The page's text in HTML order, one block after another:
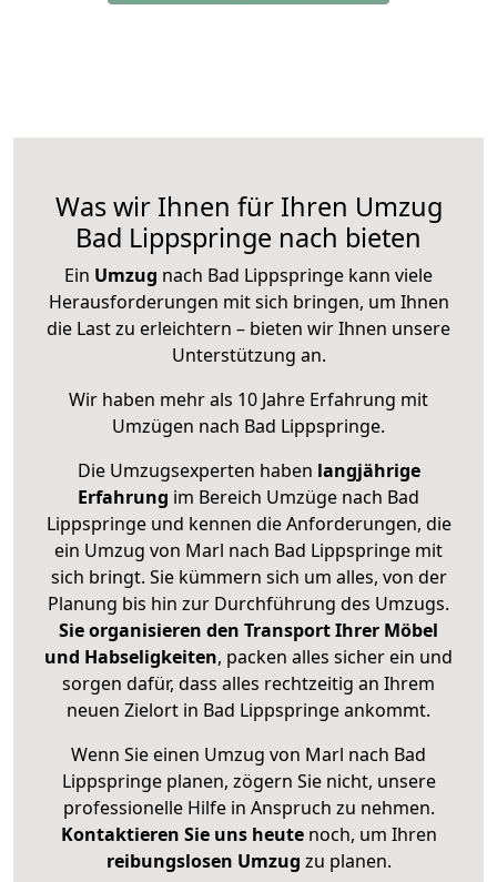
Was wir Ihnen für Ihren Umzug
Bad Lippspringe nach bieten
Ein Umzug nach Bad Lippspringe kann viele
Herausforderungen mit sich bringen, um Ihnen
die Last zu erleichtern – bieten wir Ihnen unsere
Unterstützung an.
Wir haben mehr als 10 Jahre Erfahrung mit
Umzügen nach Bad Lippspringe.
Die Umzugsexperten haben langjährige
Erfahrung im Bereich Umzüge nach Bad
Lippspringe und kennen die Anforderungen, die
ein Umzug von Marl nach Bad Lippspringe mit
sich bringt. Sie kümmern sich um alles, von der
Planung bis hin zur Durchführung des Umzugs.
Sie organisieren den Transport Ihrer Möbel
und Habseligkeiten, packen alles sicher ein und
sorgen dafür, dass alles rechtzeitig an Ihrem
neuen Zielort in Bad Lippspringe ankommt.
Wenn Sie einen Umzug von Marl nach Bad
Lippspringe planen, zögern Sie nicht, unsere
professionelle Hilfe in Anspruch zu nehmen.
Kontaktieren Sie uns heutenoch, um Ihren
reibungslosen Umzug zu planen.